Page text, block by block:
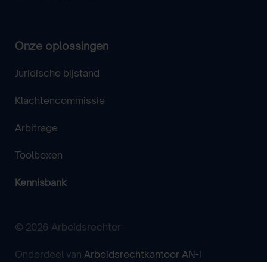
Onze oplossingen
Juridische bijstand
Klachtencommissie
Arbitrage
Toolboxen
Kennisbank
© 2026 Arbeidsrechter
Onderdeel van Arbeidsrechtkantoor AN-i